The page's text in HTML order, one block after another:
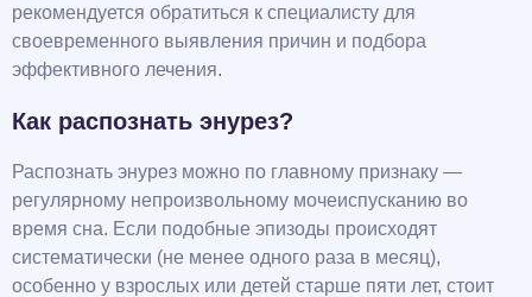
рекомендуется обратиться к специалисту для
своевременного выявления причин и подбора
эффективного лечения.
Как распознать энурез?
Распознать энурез можно по главному признаку —
регулярному непроизвольному мочеиспусканию во
время сна. Если подобные эпизоды происходят
систематически (не менее одного раза в месяц),
особенно у взрослых или детей старше пяти лет, стоит